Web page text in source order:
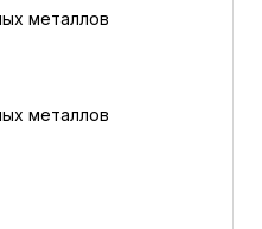
металлов
металлов